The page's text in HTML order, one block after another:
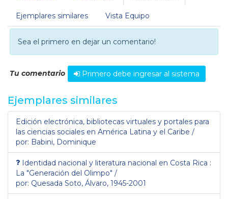
Ejemplares similares Vista Equipo
Sea el primero en dejar un comentario!
Tu comentario Primero debe ingresar al sistema
Ejemplares similares
Edición electrónica, bibliotecas virtuales y portales para
las ciencias sociales en América Latina y el Caribe /
por: Babini, Dominique
Identidad nacional y literatura nacional en Costa Rica :
La "Generación del Olimpo" /
por: Quesada Soto, Álvaro, 1945-2001